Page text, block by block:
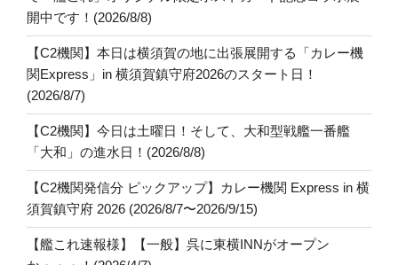
開中です！(2026/8/8)
【C2機関】本日は横須賀の地に出張展開する「カレー機
関Express」in 横須賀鎮守府2026のスタート日！
(2026/8/7)
【C2機関】今日は土曜日！そして、大和型戦艦一番艦
「大和」の進水日！(2026/8/8)
【C2機関発信分 ピックアップ】カレー機関 Express in 横
須賀鎮守府 2026 (2026/8/7〜2026/9/15)
【艦これ速報様】【一般】呉に東横INNがオープン